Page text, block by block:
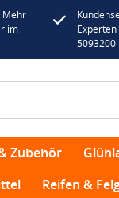
Mehr
im
5093200
Zubehör
Reifen &